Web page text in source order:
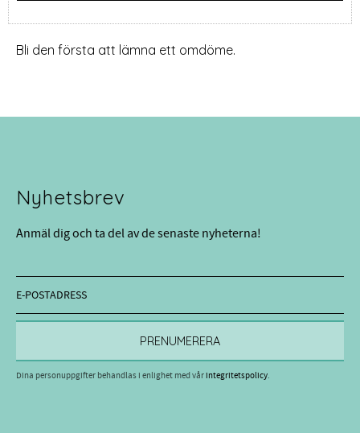
Bli den första att lämna ett omdöme.
Nyhetsbrev
Anmäl dig och ta del av de senaste nyheterna!
PRENUMERERA
Dina personuppgifter behandlas i enlighet med vårintegritetspolicy.